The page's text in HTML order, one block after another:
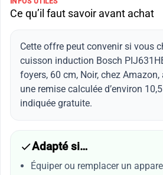
Ce qu’il faut savoir avant achat
Cette offre peut convenir si vous
cuisson induction Bosch
foyers, 60 cm, Noir, chez Amazon,
une remise calculée d’environ
indiquée gratuite.
Adapté si…
Équiper ou remplacer un